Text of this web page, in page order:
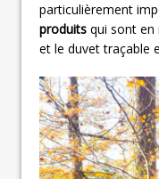
particulièrement
produits qui sont en
et le duvet traçable